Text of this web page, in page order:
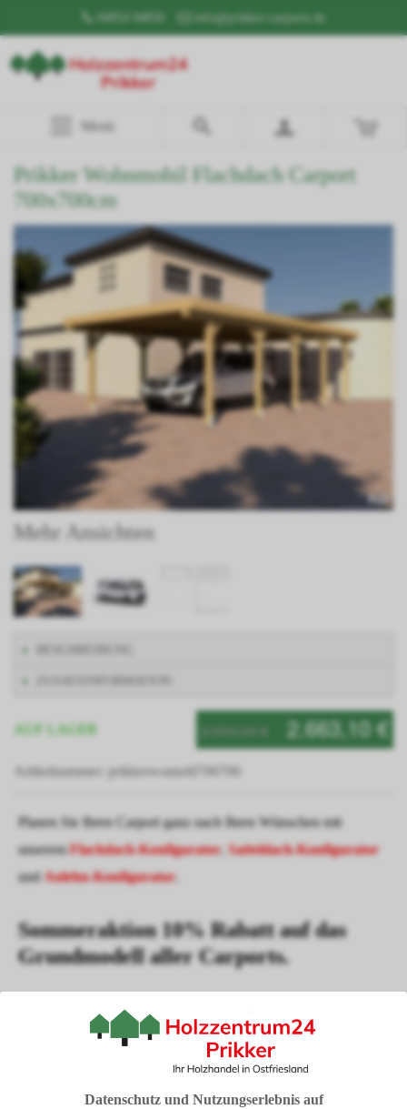
info@prikker-carports.de
Menü
Prikker Wohnmobil Flachdach Carport
700x700cm
Mehr Ansichten
2.959,00 € 2.663,10 €
AUF LAGER
Artikelnummer: prikkerwomofd700700
Planen Sie Ihren Carport ganz nach Ihren Wünschen mit
unseremFlachdach-Konfigurator, Satteldach-Konfigurator
und Anlehn-Konfigurator
Sommeraktion 10% Rabatt auf das
Grundmodell aller Carports.
Sondermodelle sind von der Aktion ausgeschlossen
hre Vorteile bei Prikker-Carports
Fachberatung: 04954 94850
Datenschutz und Nutzungserlebnis auf